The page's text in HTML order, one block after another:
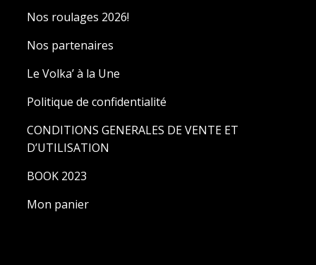
Nos roulages 2026!
Nos partenaires
Le Volka’ à la Une
Politique de confidentialité
CONDITIONS GENERALES DE VENTE ET
D’UTILISATION
BOOK 2023
Mon panier